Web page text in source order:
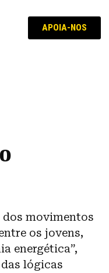
APOIA-NOS
dos movimentos
os jovens,
energética”,
lógicas